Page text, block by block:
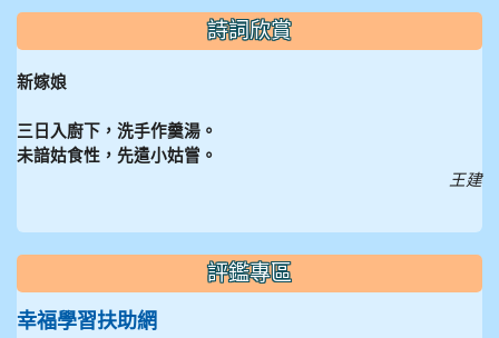
詩詞欣賞
新嫁娘
三日入廚下，洗手作羹湯。
未諳姑食性，先遣小姑嘗。
王建
評鑑專區
幸福學習扶助網